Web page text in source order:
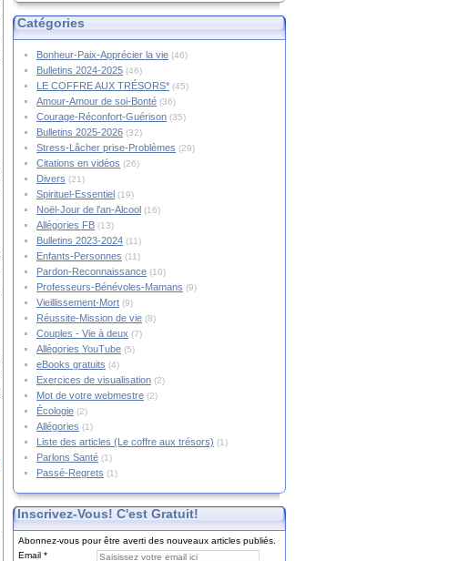
Catégories
Bonheur-Paix-Apprécier la vie (46)
Bulletins 2024-2025 (46)
LE COFFRE AUX TRÉSORS* (45)
Amour-Amour de soi-Bonté (36)
Courage-Réconfort-Guérison (35)
Bulletins 2025-2026 (32)
Stress-Lâcher prise-Problèmes (29)
Citations en vidéos (26)
Divers (21)
Spirituel-Essentiel (19)
Noël-Jour de l'an-Alcool (16)
Allégories FB (13)
Bulletins 2023-2024 (11)
Enfants-Personnes (11)
Pardon-Reconnaissance (10)
Professeurs-Bénévoles-Mamans (9)
Vieillissement-Mort (9)
Réussite-Mission de vie (8)
Couples - Vie à deux (7)
Allégories YouTube (5)
eBooks gratuits (4)
Exercices de visualisation (2)
Mot de votre webmestre (2)
Écologie (2)
Allégories (1)
Liste des articles (Le coffre aux trésors) (1)
Parlons Santé (1)
Passé-Regrets (1)
Inscrivez-Vous! C'est Gratuit!
Abonnez-vous pour être averti des nouveaux articles publiés.
Email